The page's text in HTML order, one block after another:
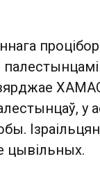
у
цывільных.